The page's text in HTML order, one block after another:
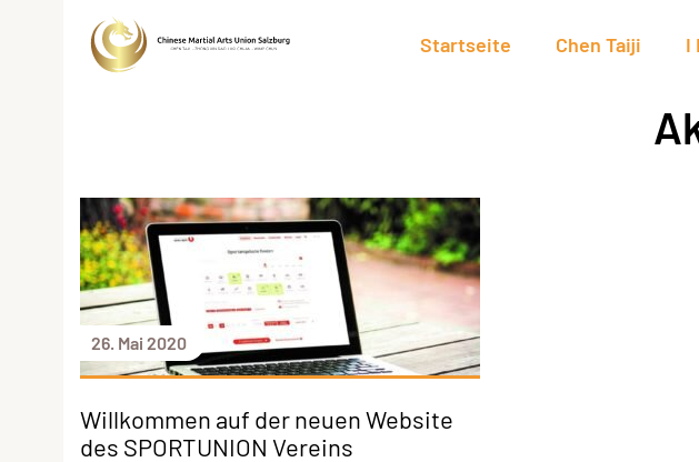
Startseite Chen Taiji I
26. Mai 2020
Willkommen auf der neuen Website
des SPORTUNION Vereins